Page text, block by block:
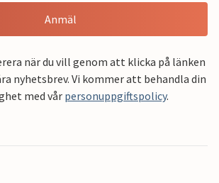
Anmäl
när du vill genom att klicka på länken
nyhetsbrev. Vi kommer att behandla din
med vårpersonuppgiftspolicy.